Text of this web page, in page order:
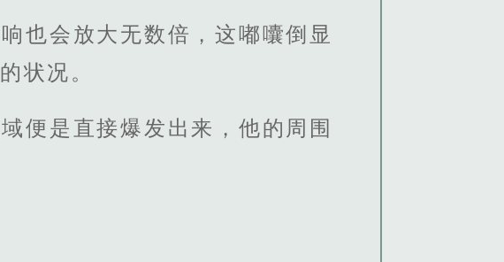
也会放大无数倍，这嘟囔倒显
状况。
便是直接爆发出来，他的周围